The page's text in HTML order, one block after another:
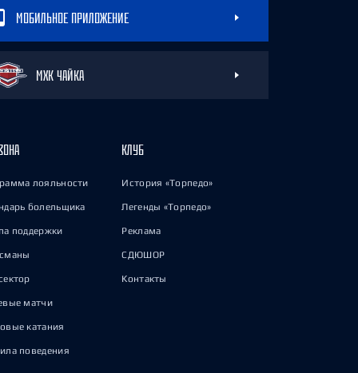
МОБИЛЬНОЕ ПРИЛОЖЕНИЕ
МХК ЧАЙКА
лояльности
болельщика
поддержки
матчи
катания
поведения
КЛУБ
История «Торпедо»
Легенды «Торпедо»
Реклама
СДЮШОР
Контакты